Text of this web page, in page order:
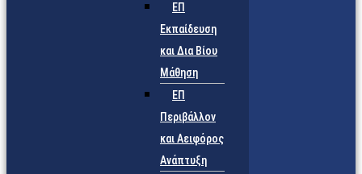
ΕΠ
Εκπαίδευση
και Δια Βίου
Μάθηση
ΕΠ
Περιβάλλον
και Αειφόρος
Ανάπτυξη